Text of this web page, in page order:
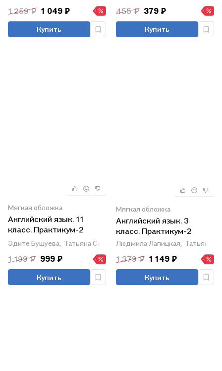
1 259 ₽ 1 049 ₽
Купить
455 ₽ 379 ₽
Купить
Мягкая обложка
Английский язык. 11
класс. Практикум-2
(повышенный уровень)
Эдите Бушуева, Татьяна Севрюкова, Наталья Демченко
1 199 ₽ 999 ₽
Купить
Мягкая обложка
Английский язык. 3
класс. Практикум-2
Людмила Лапицкая, Татьяна
1 379 ₽ 1 149 ₽
Купить